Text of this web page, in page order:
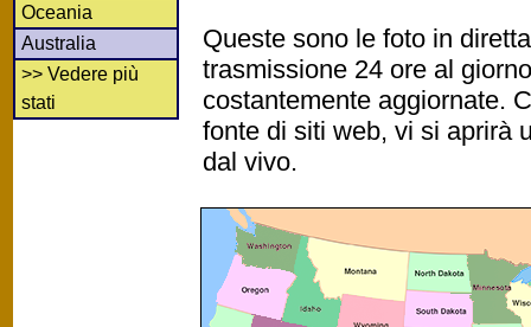
Oceania
Australia
>> Vedere più
stati
Queste sono le foto in
trasmissione 24 ore al
costantemente aggiornate.
fonte di siti web, vi si aprirà
dal vivo.